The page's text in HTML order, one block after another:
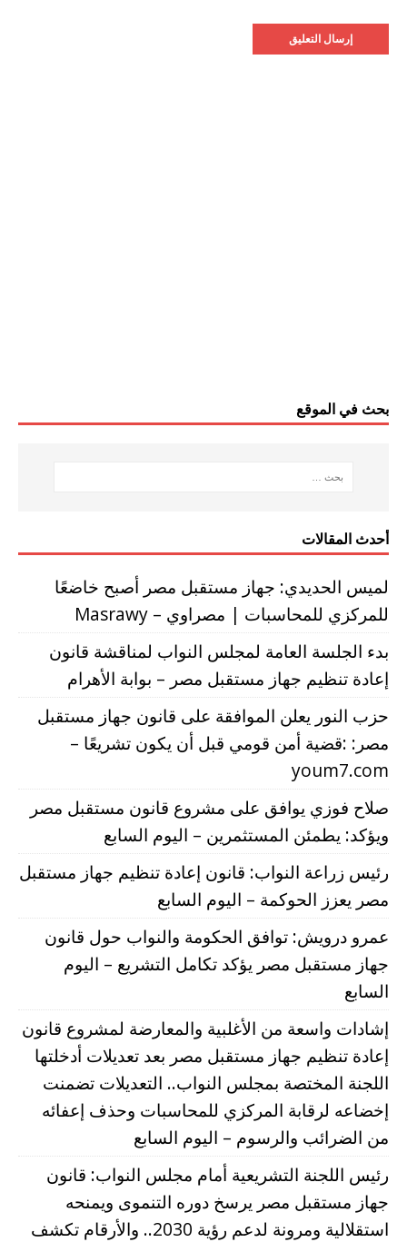
بحث في الموقع
أحدث المقالات
لميس الحديدي: جهاز مستقبل مصر أصبح خاضعًا
للمركزي للمحاسبات | مصراوي – Masrawy
بدء الجلسة العامة لمجلس النواب لمناقشة قانون
إعادة تنظيم جهاز مستقبل مصر – بوابة الأهرام
حزب النور يعلن الموافقة على قانون جهاز مستقبل
مصر: :قضية أمن قومي قبل أن يكون تشريعًا –
youm7.com
صلاح فوزي يوافق على مشروع قانون مستقبل مصر
ويؤكد: يطمئن المستثمرين – اليوم السابع
رئيس زراعة النواب: قانون إعادة تنظيم جهاز مستقبل
مصر يعزز الحوكمة – اليوم السابع
عمرو درويش: توافق الحكومة والنواب حول قانون
جهاز مستقبل مصر يؤكد تكامل التشريع – اليوم
السابع
إشادات واسعة من الأغلبية والمعارضة لمشروع قانون
إعادة تنظيم جهاز مستقبل مصر بعد تعديلات أدخلتها
اللجنة المختصة بمجلس النواب.. التعديلات تضمنت
إخضاعه لرقابة المركزي للمحاسبات وحذف إعفائه
من الضرائب والرسوم – اليوم السابع
رئيس اللجنة التشريعية أمام مجلس النواب: قانون
جهاز مستقبل مصر يرسخ دوره التنموى ويمنحه
استقلالية ومرونة لدعم رؤية 2030.. والأرقام تكشف